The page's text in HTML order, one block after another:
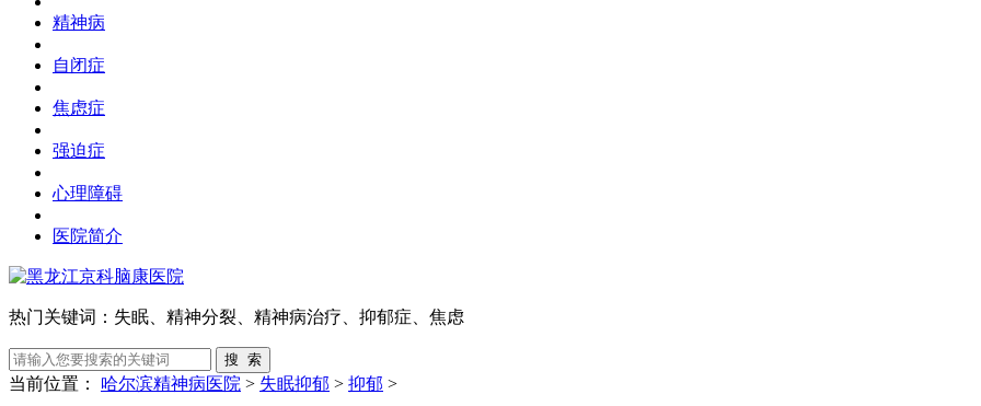
精神病
自闭症
焦虑症
强迫症
心理障碍
医院简介
热门关键词： 失眠、精神分裂、精神病治疗、抑郁症、焦虑
当前位置： 哈尔滨精神病医院 > 失眠抑郁 > 抑郁 >